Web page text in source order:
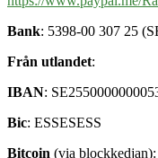
Bank: 5398-00 307 25
Från utlandet:
IBAN:
Bic: ESSESESS
Bitcoin (via blockkedjan):